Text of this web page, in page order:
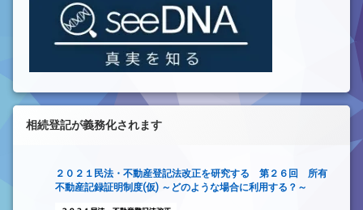
相続登記が義務化されます
２０２１民法・不動産登記法改正を研究する 第２６回 所有
不動産記録証明制度(仮) ～どのような場合に利用する？～